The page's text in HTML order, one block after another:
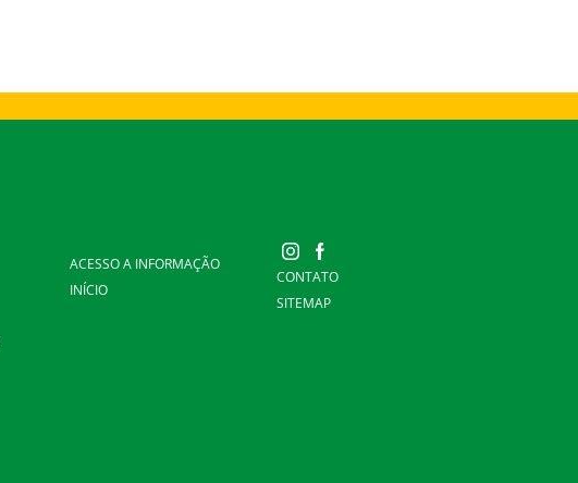
ACESSO A INFORMAÇÃO
INÍCIO
CONTATO
SITEMAP